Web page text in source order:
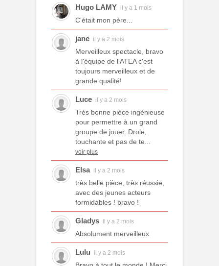
Hugo LAMY il y a 1 mois
C'était mon père...
jane il y a 2 mois
Merveilleux spectacle, bravo
à l'équipe de l'ATEA c'est
toujours merveilleux et de
grande qualité!
Luce il y a 2 mois
Très bonne pièce ingénieuse
pour permettre à un grand
groupe de jouer. Drole,
touchante et pas de te...
voir plus
Elsa il y a 2 mois
très belle pièce, très réussie,
avec des jeunes acteurs
formidables ! bravo !
Gladys il y a 2 mois
Absolument merveilleux
Lulu il y a 2 mois